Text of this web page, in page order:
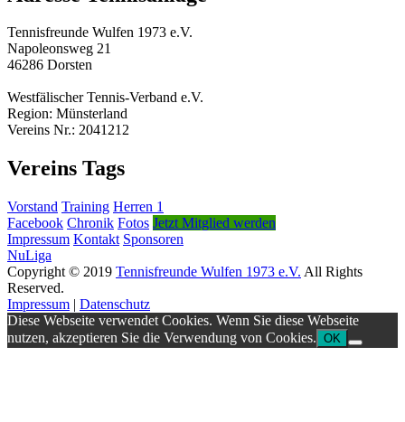
Tennisfreunde Wulfen 1973 e.V.
Napoleonsweg 21
46286 Dorsten
Westfälischer Tennis-Verband e.V.
Region: Münsterland
Vereins Nr.: 2041212
Vereins Tags
Vorstand Training Herren 1
Facebook Chronik Fotos Jetzt Mitglied werden
Impressum Kontakt Sponsoren
NuLiga
Copyright © 2019 Tennisfreunde Wulfen 1973 e.V. All Rights
Reserved.
Impressum | Datenschutz
Diese Webseite verwendet Cookies. Wenn Sie diese Webseite
nutzen, akzeptieren Sie die Verwendung von Cookies. OK